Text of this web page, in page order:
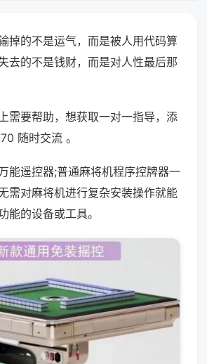
掉的不是运气，而是被人用代码算
去的不是钱财，而是对人性最后那
需要帮助，想获取一对一指导，添
随时交流 。
能遥控器;普通麻将机程序控牌器一
需对麻将机进行复杂安装操作就能
能的设备或工具。